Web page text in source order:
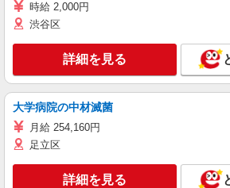
時給 2,000円
渋谷区
詳細を見る
大学病院の中材滅菌
月給 254,160円
足立区
詳細を見る